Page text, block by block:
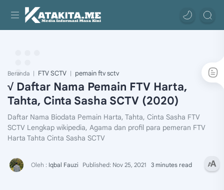
Beranda FTV SCTV pemain ftv sctv
√ Daftar Nama Pemain FTV Harta,
Tahta, Cinta Sasha SCTV (2020)
Daftar Nama Biodata Pemain Harta, Tahta, Cinta Sasha FTV
SCTV Lengkap wikipedia, Agama dan profil para pemeran FTV
Harta Tahta Cinta Sasha SCTV
3 minutes read